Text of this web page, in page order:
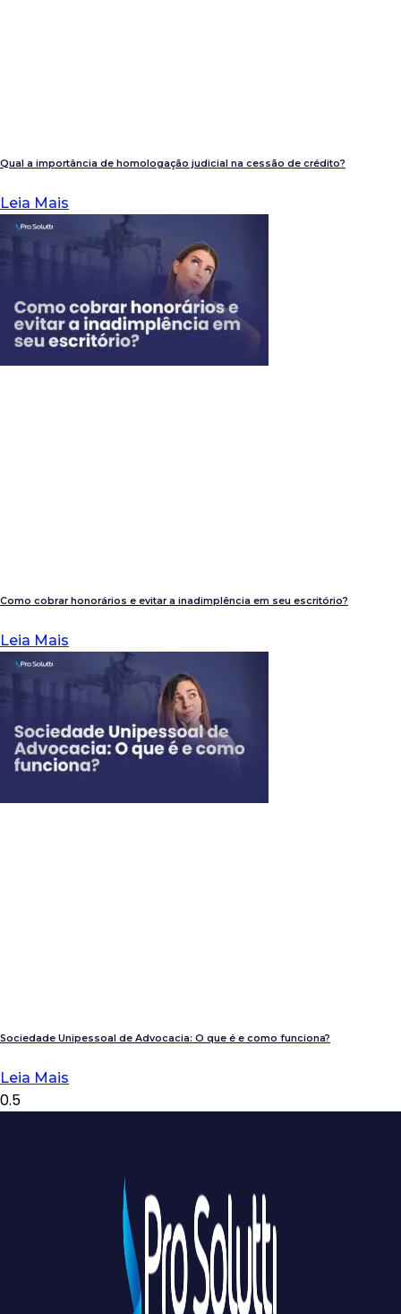
Qual a importância de homologação judicial na cessão de crédito?
Leia Mais
Como cobrar honorários e evitar a inadimplência em seu escritório?
Leia Mais
Sociedade Unipessoal de Advocacia: O que é e como funciona?
Leia Mais